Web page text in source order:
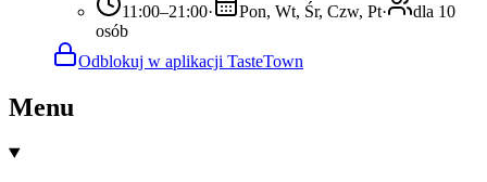
11:00–21:00· Pon, Wt, Śr, Czw, Pt·
dla 10
osób
Odblokuj w aplikacji TasteTown
Menu